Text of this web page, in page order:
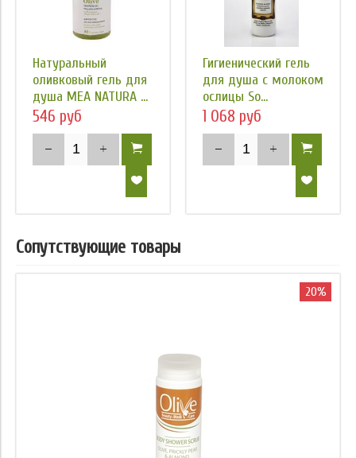
Натуральный
оливковый гель для
душа MEA NATURA ...
546 руб
Гигиенический гель
для душа с молоком
ослицы So...
1 068 руб
Сопутствующие товары
20%